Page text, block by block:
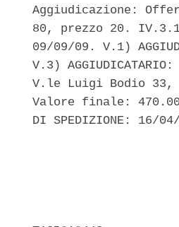
Aggiudicazione:
80, prezzo 20.
09/09/09. V.1)
V.3)
V.le Luigi Bodio 33,
Valore finale:
DI SPEDIZIONE: 16/